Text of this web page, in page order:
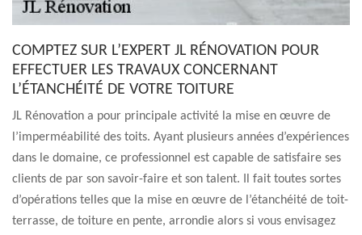
COMPTEZ SUR L’EXPERT JL RÉNOVATION POUR
EFFECTUER LES TRAVAUX CONCERNANT
L’ÉTANCHÉITÉ DE VOTRE TOITURE
JL Rénovation a pour principale activité la mise en œuvre de
l’imperméabilité des toits. Ayant plusieurs années d’expériences
dans le domaine, ce professionnel est capable de satisfaire ses
clients de par son savoir-faire et son talent. Il fait toutes sortes
d’opérations telles que la mise en œuvre de l’étanchéité de toit-
terrasse, de toiture en pente, arrondie alors si vous envisagez